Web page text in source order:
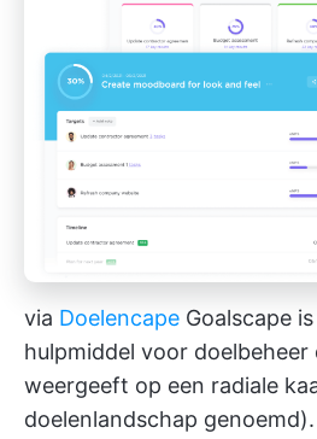
via Doelencape Goalscape
hulpmiddel voor doelbeheer
weergeeft op een radiale
doelenlandschap